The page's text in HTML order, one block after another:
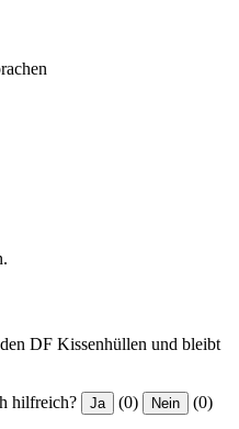
DF Kissenhüllen und bleibt
hilfreich? Ja (0) Nein (0)